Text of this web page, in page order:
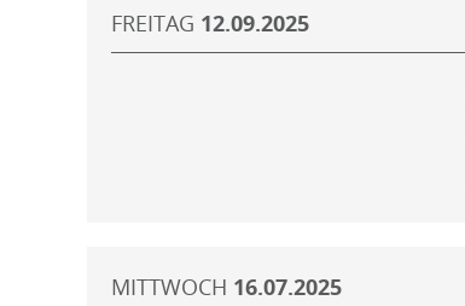
FREITAG 12.09.2025
MITTWOCH 16.07.2025